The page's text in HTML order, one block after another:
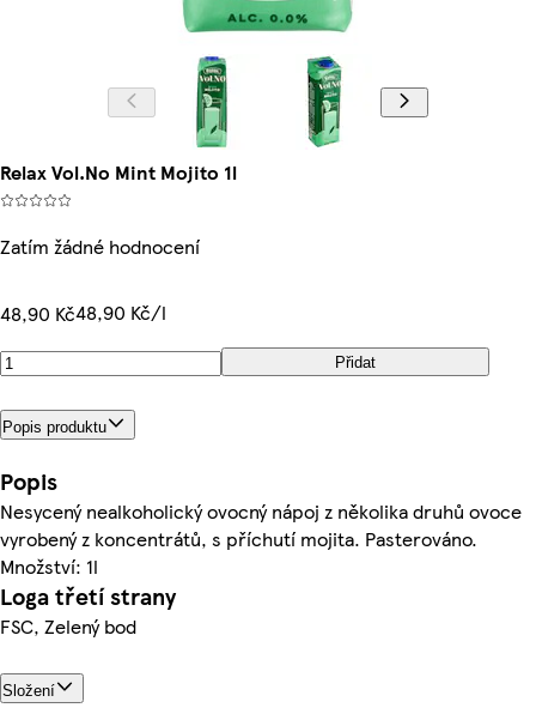
Relax Vol.No Mint Mojito 1l
Zatím žádné hodnocení
48,90 Kč48,90 Kč/l
Přidat
Popis produktu
Popis
Nesycený nealkoholický ovocný nápoj z několika druhů ovoce
vyrobený z koncentrátů, s příchutí mojita. Pasterováno.
Množství: 1l
Loga třetí strany
FSC, Zelený bod
Složení